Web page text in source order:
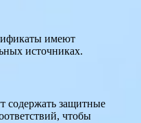
имеют
источниках.
содержать защитные
чтобы